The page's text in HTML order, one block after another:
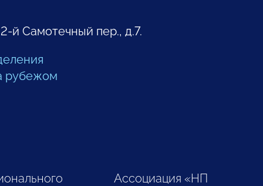
й Самотечный пер., д.7.
рубежом
Ассоциация «НП